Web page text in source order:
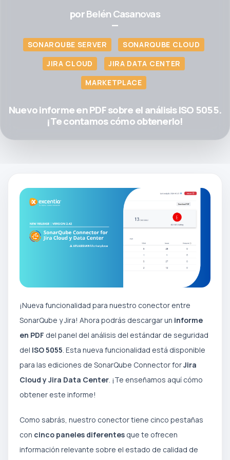
porBelén Casanovas
—
SONARQUBE SERVER
SONARQUBE CLOUD
JIRA CLOUD
JIRA DATA CENTER
MARKETPLACE
Nuevo informe en PDF sobre el análisis ISO 5055.
¡Te contamos cómo obtenerlo!
¡Nueva funcionalidad para nuestro conector entre
SonarQube y Jira! Ahora podrás descargar un informe
en PDF del panel del análisis del estándar de seguridad
del ISO 5055. Esta nueva funcionalidad está disponible
para las ediciones de SonarQube Connector forJira
Cloud y Jira Data Center. ¡Te enseñamos aquí cómo
obtener este informe!
Como sabrás, nuestro conector tiene cinco pestañas
con cinco paneles diferentes que te ofrecen
información relevante sobre el estado de calidad de